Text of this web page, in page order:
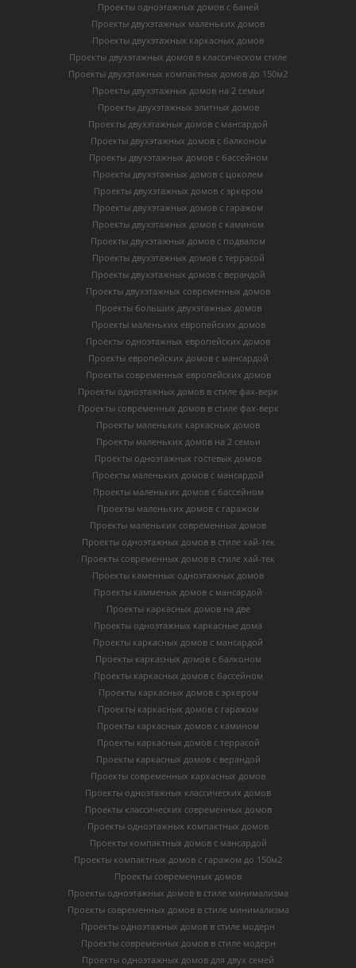
Проекты одноэтажных домов с баней
Проекты двухэтажных маленьких домов
Проекты двухэтажных каркасных домов
Проекты двухэтажных домов в классическом стиле
Проекты двухэтажных компактных домов до 150м2
Проекты двухэтажных домов на 2 семьи
Проекты двухэтажных элитных домов
Проекты двухэтажных домов с мансардой
Проекты двухэтажных домов с балконом
Проекты двухэтажных домов с бассейном
Проекты двухэтажных домов с цоколем
Проекты двухэтажных домов с эркером
Проекты двухэтажных домов с гаражом
Проекты двухэтажных домов с камином
Проекты двухэтажных домов с подвалом
Проекты двухэтажных домов с террасой
Проекты двухэтажных домов с верандой
Проекты двухэтажных современных домов
Проекты больших двухэтажных домов
Проекты маленьких европейских домов
Проекты одноэтажных европейских домов
Проекты европейских домов с мансардой
Проекты современных европейских домов
Проекты одноэтажных домов в стиле фах-верк
Проекты современных домов в стиле фах-верк
Проекты маленьких каркасных домов
Проекты маленьких домов на 2 семьи
Проекты одноэтажных гостевых домов
Проекты маленьких домов с мансардой
Проекты маленьких домов с бассейном
Проекты маленьких домов с гаражом
Проекты маленьких современных домов
Проекты одноэтажных домов в стиле хай-тек
Проекты современных домов в стиле хай-тек
Проекты каменных одноэтажных домов
Проекты камменых домов с мансардой
Проекты каркасных домов на две
Проекты одноэтажных каркасные дома
Проекты каркасных домов с мансардой
Проекты каркасных домов с балконом
Проекты каркасных домов с бассейном
Проекты каркасных домов с эркером
Проекты каркасных домов с гаражом
Проекты каркасных домов с камином
Проекты каркасных домов с террасой
Проекты каркасных домов с верандой
Проекты современных каркасных домов
Проекты одноэтажных классических домов
Проекты классических современных домов
Проекты одноэтажных компактных домов
Проекты компактных домов с мансардой
Проекты компактных домов с гаражом до 150м2
Проекты современных домов
Проекты одноэтажных домов в стиле минимализма
Проекты современных домов в стиле минимализма
Проекты одноэтажных домов в стиле модерн
Проекты современных домов в стиле модерн
Проекты одноэтажных домов для двух семей